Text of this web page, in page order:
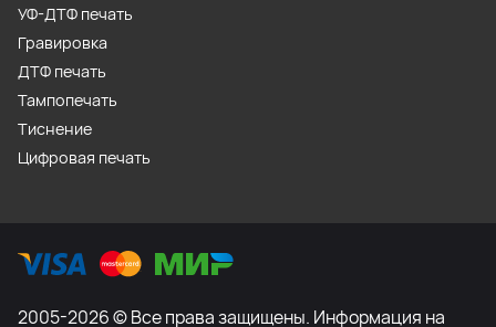
УФ-ДТФ печать
Гравировка
ДТФ печать
Тампопечать
Тиснение
Цифровая печать
2005-2026 © Все права защищены. Информация на